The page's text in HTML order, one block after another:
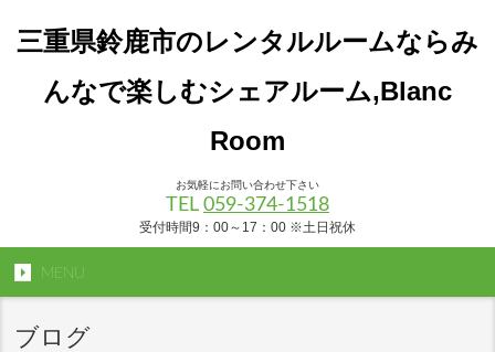
三重県鈴鹿市のレンタルルームならみ
んなで楽しむシェアルーム,Blanc
Room
お気軽にお問い合わせ下さい
TEL 059-374-1518
受付時間9：00～17：00 ※土日祝休
MENU
ブログ